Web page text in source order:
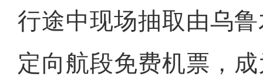
行途中现场抽取由乌
定向航段免费机票，